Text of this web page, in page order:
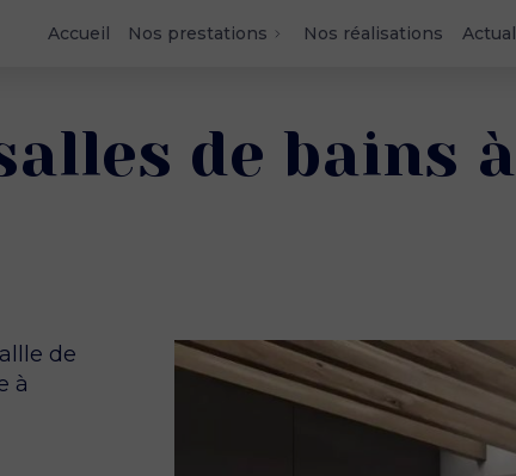
Accueil Nos prestations Nos réalisations
de bains
de
à